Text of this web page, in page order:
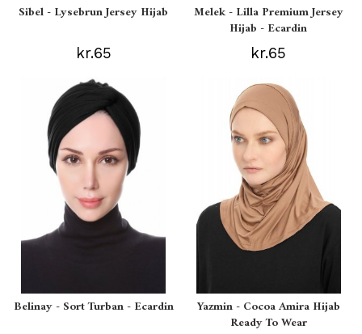
Sibel - Lysebrun Jersey Hijab
kr.65
Melek - Lilla Premium Jersey
Hijab - Ecardin
kr.65
Belinay - Sort Turban - Ecardin
Yazmin - Cocoa Amira Hijab
Ready To Wear